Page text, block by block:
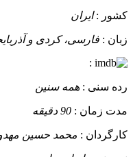
کشور :ایران
زبان : فارسی، کردی و
:
رده سنی : همه سنین
مدت زمان : 90 دقیقه
کارگردان : محمد حسین